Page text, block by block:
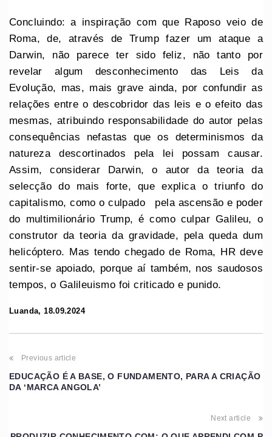
Concluindo: a inspiração com que Raposo veio de
Roma, de, através de Trump fazer um ataque a
Darwin, não parece ter sido feliz, não tanto por
revelar algum desconhecimento das Leis da
Evolução, mas, mais grave ainda, por confundir as
relações entre o descobridor das leis e o efeito das
mesmas, atribuindo responsabilidade do autor pelas
consequências nefastas que os determinismos da
natureza descortinados pela lei possam causar.
Assim, considerar Darwin, o autor da teoria da
selecção do mais forte, que explica o triunfo do
capitalismo, como o culpado pela ascensão e poder
do multimilionário Trump, é como culpar Galileu, o
construtor da teoria da gravidade, pela queda dum
helicóptero. Mas tendo chegado de Roma, HR deve
sentir-se apoiado, porque aí também, nos saudosos
tempos, o Galileuismo foi criticado e punido.
Luanda, 18.09.2024
Previous article
EDUCAÇÃO É A BASE, O FUNDAMENTO, PARA A CRIAÇÃO
DA ‘MARCA ANGOLA’
Next article